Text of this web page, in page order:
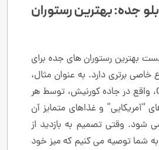
جده: بهترین رستوران
بهترین رستوران های جده برای
خاصی برتری دارد. به عنوان مثال،
رستوران Ocean Blue، واقع در جاده کورنیش، توسط هر
“آمریکایی” و غذاهای متمایز آن
شود. وقتی تصمیم به بازدید از
به شما توصیه می کنیم که میز خود